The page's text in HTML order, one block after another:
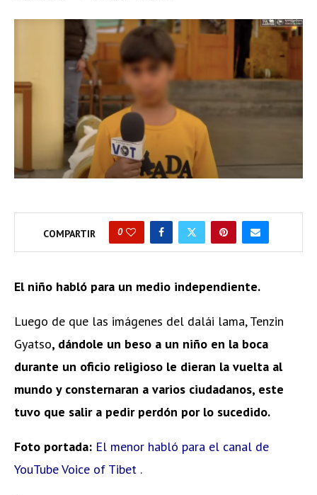
COMPARTIR 0
El niño habló para un medio independiente.
Luego de que las imágenes del dalái lama, Tenzin
Gyatso, dándole un beso a un niño en la boca
durante un oficio religioso le dieran la vuelta al
mundo y consternaran a varios ciudadanos, este
tuvo que salir a pedir perdón por lo sucedido.
Foto portada: El menor habló para el canal de
YouTube Voice of Tibet .